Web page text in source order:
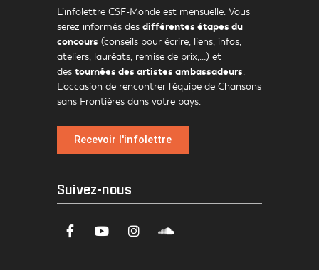
L’infolettre CSF-Monde est mensuelle. Vous
serez informés des différentes étapes du
concours (conseils pour écrire, liens, infos,
ateliers, lauréats, remise de prix,…) et
des tournées des artistes ambassadeurs.
L’occasion de rencontrer l’équipe de Chansons
sans Frontières dans votre pays.
Recevoir l'infolettre
Suivez-nous